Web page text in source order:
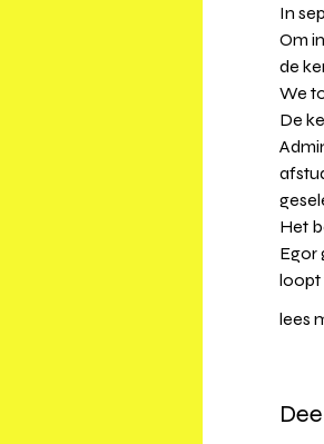
In
⁠Om
de
We
De
Het
Egor
loopt
lees